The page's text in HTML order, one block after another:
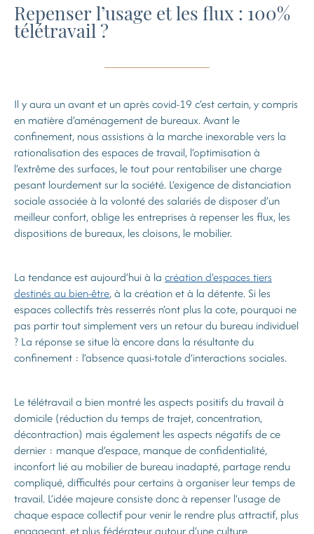
Repenser l’usage et les flux : 100%
télétravail ?
Il y aura un avant et un après covid-19 c’est certain, y compris
en matière d’aménagement de bureaux. Avant le
confinement, nous assistions à la marche inexorable vers la
rationalisation des espaces de travail, l’optimisation à
l’extrême des surfaces, le tout pour rentabiliser une charge
pesant lourdement sur la société. L’exigence de distanciation
sociale associée à la volonté des salariés de disposer d’un
meilleur confort, oblige les entreprises à repenser les flux, les
dispositions de bureaux, les cloisons, le mobilier.
La tendance est aujourd’hui à la création d’espaces tiers
destinés au bien-être, à la création et à la détente. Si les
espaces collectifs très resserrés n’ont plus la cote, pourquoi ne
pas partir tout simplement vers un retour du bureau individuel
? La réponse se situe là encore dans la résultante du
confinement : l’absence quasi-totale d’interactions sociales.
Le télétravail a bien montré les aspects positifs du travail à
domicile (réduction du temps de trajet, concentration,
décontraction) mais également les aspects négatifs de ce
dernier : manque d’espace, manque de confidentialité,
inconfort lié au mobilier de bureau inadapté, partage rendu
compliqué, difficultés pour certains à organiser leur temps de
travail. L’idée majeure consiste donc à repenser l’usage de
chaque espace collectif pour venir le rendre plus attractif, plus